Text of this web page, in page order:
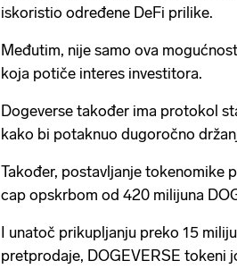
iskoristio određene DeFi prilike.
Međutim, nije samo ova
koja potiče interes investitora.
Dogeverse također ima protokol
kako bi potaknuo dugoročno
Također, postavljanje tokenomike
cap opskrbom od 420 milijuna
I unatoč prikupljanju preko 15
pretprodaje, DOGEVERSE tokeni